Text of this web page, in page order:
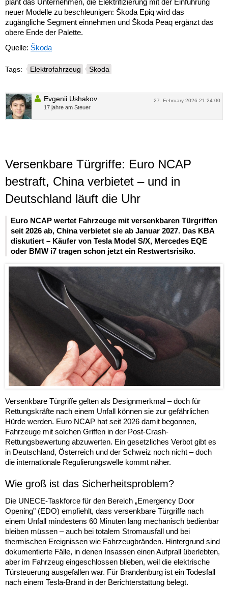
plant das Unternehmen, die Elektrifizierung mit der Einführung
neuer Modelle zu beschleunigen: Škoda Epiq wird das
zugängliche Segment einnehmen und Škoda Peaq ergänzt das
obere Ende der Palette.
Quelle: Škoda
Tags: Elektrofahrzeug Skoda
27. February 2026 21:24:00
Evgenii Ushakov
17 jahre am Steuer
Versenkbare Türgriffe: Euro NCAP
bestraft, China verbietet – und in
Deutschland läuft die Uhr
Euro NCAP wertet Fahrzeuge mit versenkbaren Türgriffen
seit 2026 ab, China verbietet sie ab Januar 2027. Das KBA
diskutiert – Käufer von Tesla Model S/X, Mercedes EQE
oder BMW i7 tragen schon jetzt ein Restwertsrisiko.
Versenkbare Türgriffe gelten als Designmerkmal – doch für
Rettungskräfte nach einem Unfall können sie zur gefährlichen
Hürde werden. Euro NCAP hat seit 2026 damit begonnen,
Fahrzeuge mit solchen Griffen in der Post-Crash-
Rettungsbewertung abzuwerten. Ein gesetzliches Verbot gibt es
in Deutschland, Österreich und der Schweiz noch nicht – doch
die internationale Regulierungswelle kommt näher.
Wie groß ist das Sicherheitsproblem?
Die UNECE-Taskforce für den Bereich „Emergency Door
Opening" (EDO) empfiehlt, dass versenkbare Türgriffe nach
einem Unfall mindestens 60 Minuten lang mechanisch bedienbar
bleiben müssen – auch bei totalem Stromausfall und bei
thermischen Ereignissen wie Fahrzeugbränden. Hintergrund sind
dokumentierte Fälle, in denen Insassen einen Aufprall überlebten,
aber im Fahrzeug eingeschlossen blieben, weil die elektrische
Türsteuerung ausgefallen war. Für Brandenburg ist ein Todesfall
nach einem Tesla-Brand in der Berichterstattung belegt.